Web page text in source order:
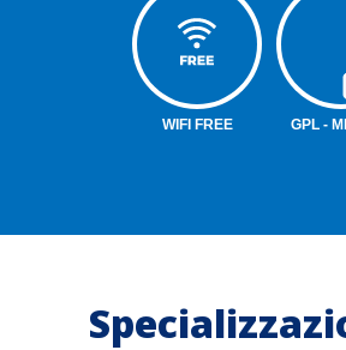
WIFI FREE GPL -